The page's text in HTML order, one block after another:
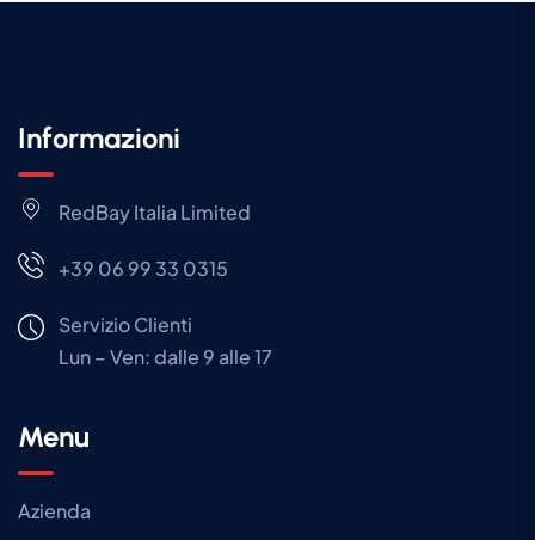
Informazioni
RedBay Italia Limited
+39 06 99 33 0315
Servizio Clienti
Lun – Ven: dalle 9 alle 17
Menu
Azienda